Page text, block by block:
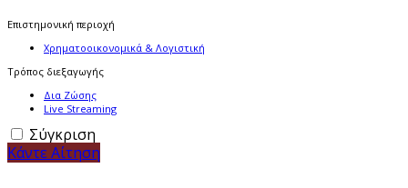
Επιστημονική περιοχή
Χρηματοοικονομικά & Λογιστική
Τρόπος διεξαγωγής
Δια Ζώσης
Live Streaming
Σύγκριση
Κάντε Αίτηση